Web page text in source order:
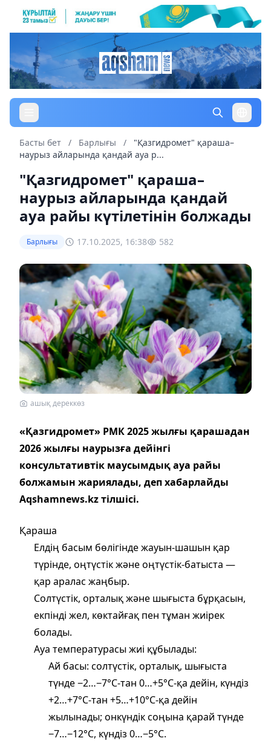
Басты бет / Барлығы /
"Қазгидромет" қараша–
наурыз айларында қандай ауа р...
"Қазгидромет" қараша–
наурыз айларында қандай
ауа райы күтілетінін болжады
Барлығы 17.10.2025, 16:38 582
ашық дереккөз
«Қазгидромет» РМК 2025 жылғы қарашадан
2026 жылғы наурызға дейінгі
консультативтік маусымдық ауа райы
болжамын жариялады, деп хабарлайды
Aqshamnews.kz тілшісі.
Қараша
Елдің басым бөлігінде жауын‑шашын қар
түрінде, оңтүстік және оңтүстік‑батыста —
қар аралас жаңбыр.
Солтүстік, орталық және шығыста бұрқасын,
екпінді жел, көктайғақ пен тұман жиірек
болады.
Ауа температурасы жиі құбылады:
Ай басы: солтүстік, орталық, шығыста
түнде −2…−7°С‑тан 0…+5°С‑қа дейін, күндіз
+2…+7°С‑тан +5…+10°С‑қа дейін
жылынады; онкүндік соңына қарай түнде
−7…−12°С, күндіз 0…−5°С.